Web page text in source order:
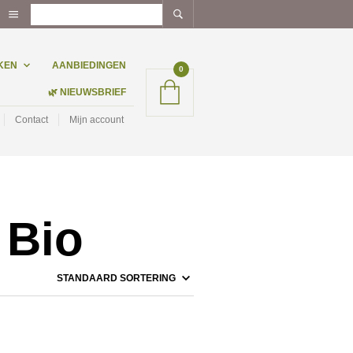
AANBIEDINGEN
🌿 NIEUWSBRIEF
Contact Mijn account
0